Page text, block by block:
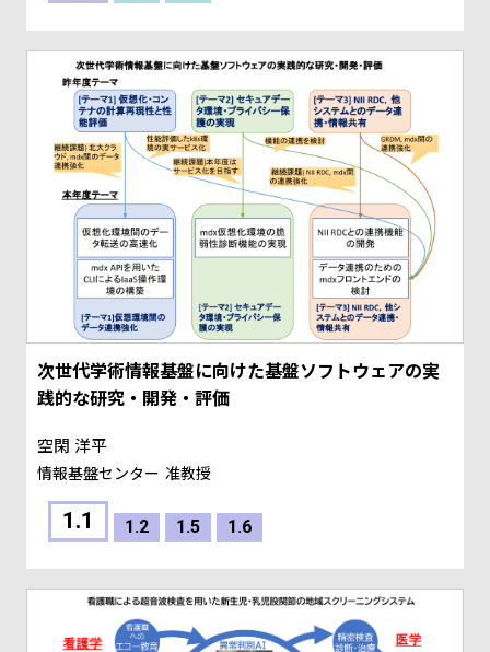
次世代学術情報基盤に向けた基盤ソフトウェアの実
践的な研究・開発・評価
空閑 洋平
情報基盤センター 准教授
1.1 1.2 1.5 1.6